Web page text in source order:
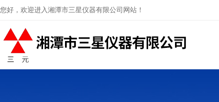
您好，欢迎进入湘潭市三星仪器有限公司网站！